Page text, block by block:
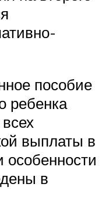
пособие
ребенка
выплаты в
особенности
в